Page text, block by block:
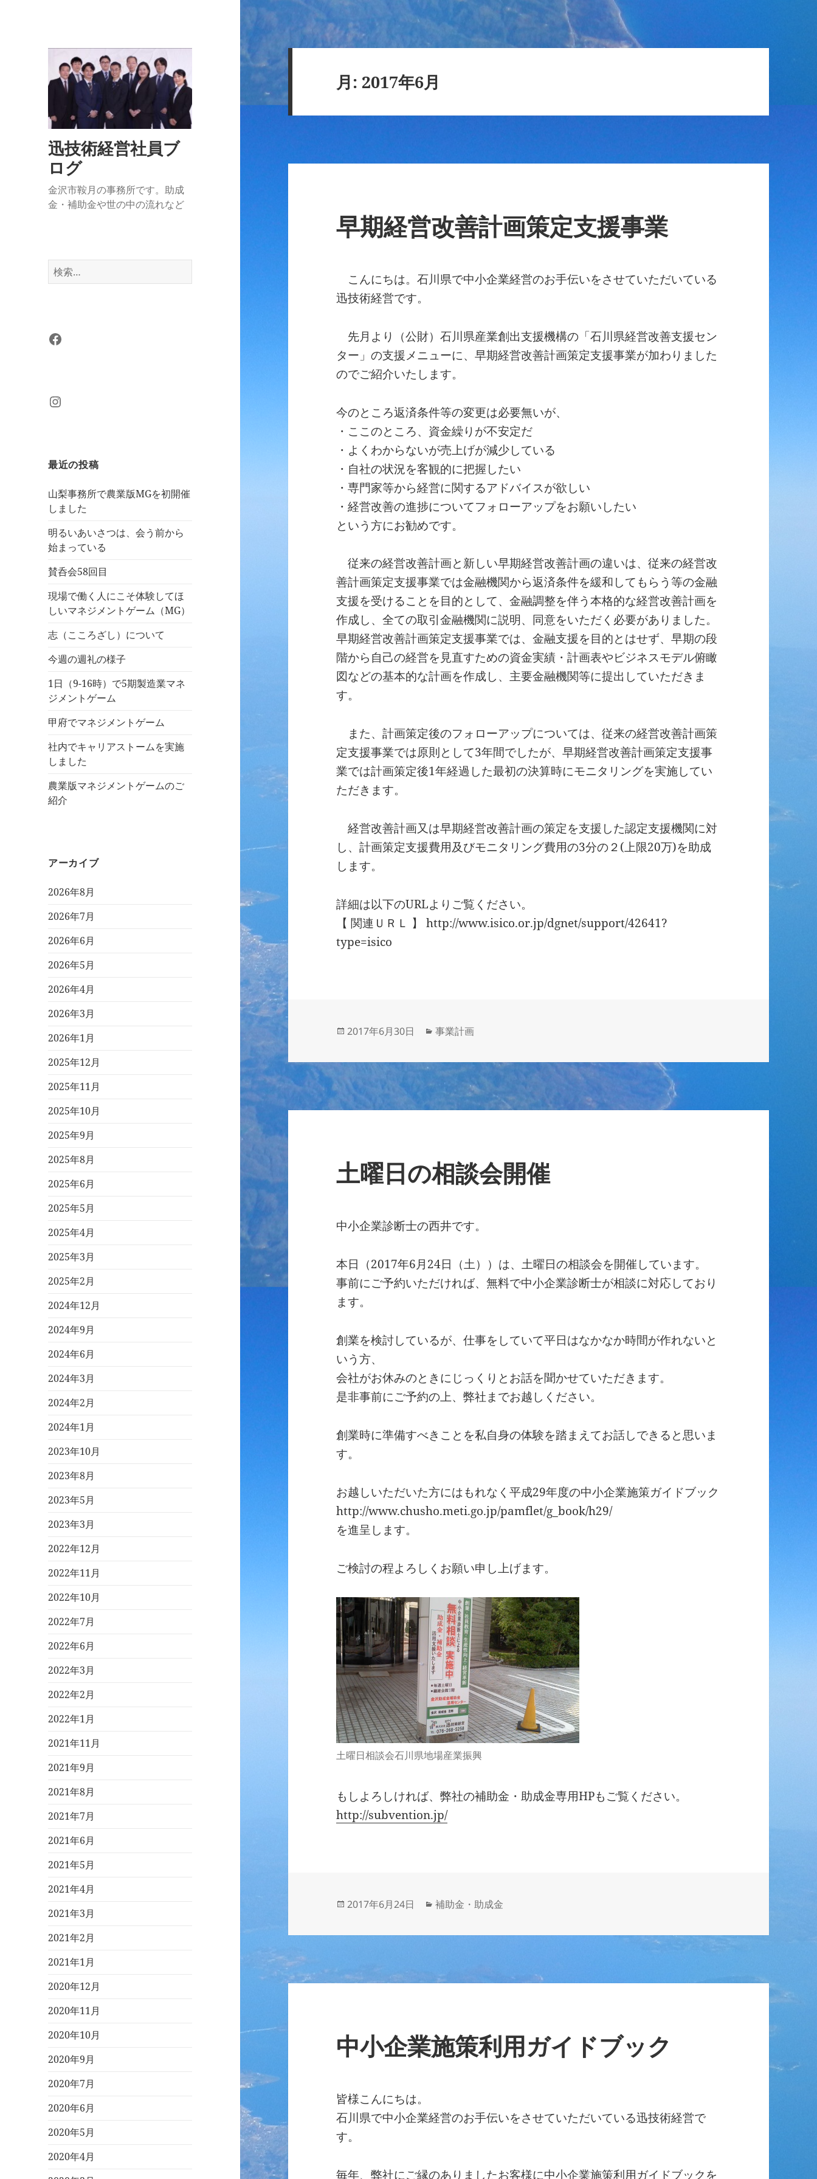
迅技術経営社員ブ
ログ
金沢市鞍月の事務所です。助成
金・補助金や世の中の流れなど
検
索:
Facebook
Instagram
最近の投稿
山梨事務所で農業版MGを初開催
しました
明るいあいさつは、会う前から
始まっている
賛呑会58回目
現場で働く人にこそ体験してほ
しいマネジメントゲーム（MG）
志（こころざし）について
今週の週礼の様子
1日（9-16時）で5期製造業マネ
ジメントゲーム
甲府でマネジメントゲーム
社内でキャリアストームを実施
しました
農業版マネジメントゲームのご
紹介
アーカイブ
2026年8月
2026年7月
2026年6月
2026年5月
2026年4月
2026年3月
2026年1月
2025年12月
2025年11月
2025年10月
2025年9月
2025年8月
2025年6月
2025年5月
2025年4月
2025年3月
2025年2月
2024年12月
2024年9月
2024年6月
2024年3月
2024年2月
2024年1月
2023年10月
2023年8月
2023年5月
2023年3月
2022年12月
2022年11月
2022年10月
2022年7月
2022年6月
2022年3月
2022年2月
2022年1月
2021年11月
2021年9月
2021年8月
2021年7月
2021年6月
2021年5月
2021年4月
2021年3月
2021年2月
2021年1月
2020年12月
2020年11月
2020年10月
2020年9月
2020年7月
2020年6月
2020年5月
2020年4月
月: 2017年6月
早期経営改善計画策定支援事業
こんにちは。石川県で中小企業経営のお手伝いをさせていただいている
迅技術経営です。
先月より（公財）石川県産業創出支援機構の「石川県経営改善支援セン
ター」の支援メニューに、早期経営改善計画策定支援事業が加わりました
のでご紹介いたします。
今のところ返済条件等の変更は必要無いが、
・ここのところ、資金繰りが不安定だ
・よくわからないが売上げが減少している
・自社の状況を客観的に把握したい
・専門家等から経営に関するアドバイスが欲しい
・経営改善の進捗についてフォローアップをお願いしたい
という方にお勧めです。
従来の経営改善計画と新しい早期経営改善計画の違いは、従来の経営改
善計画策定支援事業では金融機関から返済条件を緩和してもらう等の金融
支援を受けることを目的として、金融調整を伴う本格的な経営改善計画を
作成し、全ての取引金融機関に説明、同意をいただく必要がありました。
早期経営改善計画策定支援事業では、金融支援を目的とはせず、早期の段
階から自己の経営を見直すための資金実績・計画表やビジネスモデル俯瞰
図などの基本的な計画を作成し、主要金融機関等に提出していただきま
す。
また、計画策定後のフォローアップについては、従来の経営改善計画策
定支援事業では原則として3年間でしたが、早期経営改善計画策定支援事
業では計画策定後1年経過した最初の決算時にモニタリングを実施してい
ただきます。
経営改善計画又は早期経営改善計画の策定を支援した認定支援機関に対
し、計画策定支援費用及びモニタリング費用の3分の２(上限20万)を助成
します。
詳細は以下のURLよりご覧ください。
【 関連ＵＲＬ 】 http://www.isico.or.jp/dgnet/support/42641?
type=isico
投
日:
2017年6月30日
カ
ゴ
リ
ー
事業計画
土曜日の相談会開催
中小企業診断士の西井です。
本日（2017年6月24日（土））は、土曜日の相談会を開催しています。
事前にご予約いただければ、無料で中小企業診断士が相談に対応しており
ます。
創業を検討しているが、仕事をしていて平日はなかなか時間が作れないと
いう方、
会社がお休みのときにじっくりとお話を聞かせていただきます。
是非事前にご予約の上、弊社までお越しください。
創業時に準備すべきことを私自身の体験を踏まえてお話しできると思いま
す。
お越しいただいた方にはもれなく平成29年度の中小企業施策ガイドブック
http://www.chusho.meti.go.jp/pamflet/g_book/h29/
を進呈します。
ご検討の程よろしくお願い申し上げます。
土曜日相談会石川県地場産業振興
もしよろしければ、弊社の補助金・助成金専用HPもご覧ください。
http://subvention.jp/
投
日:
2017年6月24日
カ
ゴ
補助金・助成金
中小企業施策利用ガイドブック
皆様こんにちは。
石川県で中小企業経営のお手伝いをさせていただいている迅技術経営で
す。
毎年、弊社にご縁のありましたお客様に中小企業施策利用ガイドブックを